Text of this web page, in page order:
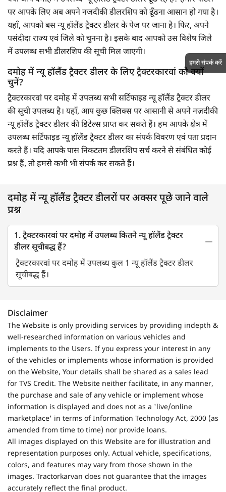
पर आपके लिए अब अपने नजदीकी डीलरशिप को ढूँढना आसान हो गया है।
यहाँ, आपको बस न्यू हॉलैंड ट्रैक्टर डीलर के पेज पर जाना है। फिर, अपने
पसंदीदा राज्य एवं जिले को चुनना है। इसके बाद आपको उस विशेष जिले
में उपलब्ध सभी डीलरशिप की सूची मिल जाएगी।
दमोह में न्यू हॉलैंड ट्रैक्टर डीलर के लिए ट्रैक्टरकारवां को क्यों
चुनें?
ट्रैक्टरकारवां पर दमोह में उपलब्ध सभी सर्टिफाइड न्यू हॉलैंड ट्रैक्टर डीलर
की सूची उपलब्ध है। यहाँ, आप कुछ क्लिक्स पर आसानी से अपने नज़दीकी
न्यू हॉलैंड ट्रैक्टर डीलर की डिटेल्स प्राप्त कर सकते हैं। हम आपके क्षेत्र में
उपलब्ध सर्टिफाइड न्यू हॉलैंड ट्रैक्टर डीलर का संपर्क विवरण एवं पता प्रदान
करते हैं। यदि आपके पास निकटतम डीलरशिप सर्च करने से संबंधित कोई
प्रश्न हैं, तो हमसे कभी भी संपर्क कर सकते हैं।
दमोह में न्यू हॉलैंड ट्रैक्टर डीलरों पर अक्सर पूछे जाने वाले
प्रश्न
1. ट्रैक्टरकारवां पर दमोह में उपलब्ध कितने न्यू हॉलैंड ट्रैक्टर
डीलर सूचीबद्ध हैं?
ट्रैक्टरकारवां पर दमोह में उपलब्ध कुल 1 न्यू हॉलैंड ट्रैक्टर डीलर
सूचीबद्ध हैं।
Disclaimer
The Website is only providing services by providing indepth &
well-researched information on various vehicles and
implements to the Users. If you express your interest in any
of the vehicles or implements whose information is provided
on the Website, Your details shall be shared as a sales lead
for TVS Credit. The Website neither facilitate, in any manner,
the purchase and sale of any vehicle or implement whose
information is displayed and does not as a 'live/online
marketplace' in terms of Information Technology Act, 2000 (as
amended from time to time) nor provide loans.
All images displayed on this Website are for illustration and
representation purposes only. Actual vehicle, specifications,
colors, and features may vary from those shown in the
images. Tractorkarvan does not guarantee that the images
accurately reflect the final product.
हमसे संपर्क करें